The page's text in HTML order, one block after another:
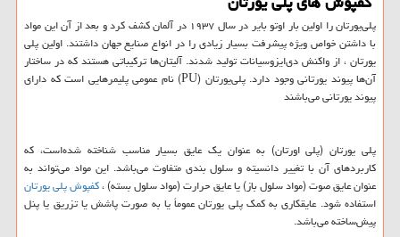
پلی‌یورتان را اولین بار اوتو بایر در سال ۱۹۳۷ در آلمان کشف کرد و بعد از آن این مواد
با داشتن خواص ویژه پیشرفت بسیار زیادی را در انواع صنایع جهان داشتند. اولین پلی
‌یورتان ، از واکنش دی‌ایزوسیانات تولید شدند. آلیتان‌ها ترکیباتی هستند که در ساختار
آن‌ها پیوند یورتانی وجود دارد. پلی‌یورتان (PU) نام عمومی پلیمرهایی است که دارای
پیوند یورتانی می‌باشند
پلی یورتان (پلی اورتان) به عنوان یک عایق بسیار مناسب شناخته شده‌است، که
کاربردهای آن با تغییر دانسیته و سلول بندی متفاوت می‌باشد. این مواد می‌تواند به
عنوان عایق صوت (مواد سلول باز) یا عایق حرارت (مواد سلول بسته) ،کفپوش پلی یورتان
استفاده شود. عایقکاری به کمک پلی یورتان عموماً یا به صورت پاشش یا تزریق یا پنل
پیش‌ساخته می‌باشد.